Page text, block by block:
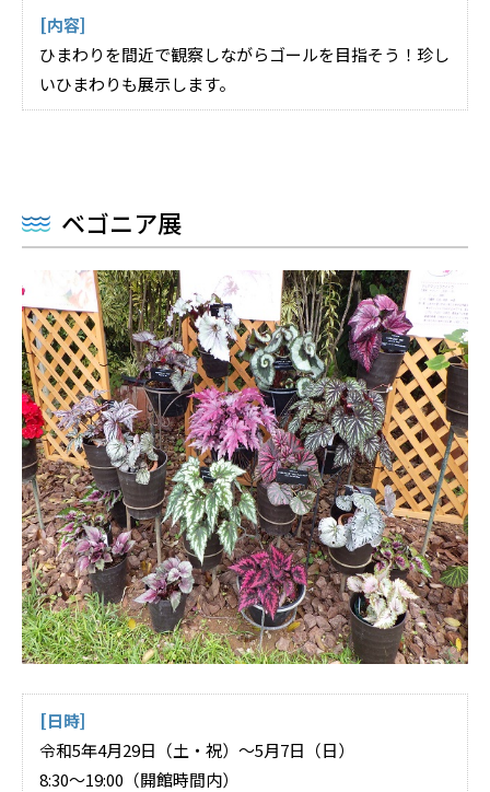
[内容]
ひまわりを間近で観察しながらゴールを目指そう！珍し
いひまわりも展示します。
ベゴニア展
[日時]
令和5年4月29日（土・祝）～5月7日（日）
8:30～19:00（開館時間内）